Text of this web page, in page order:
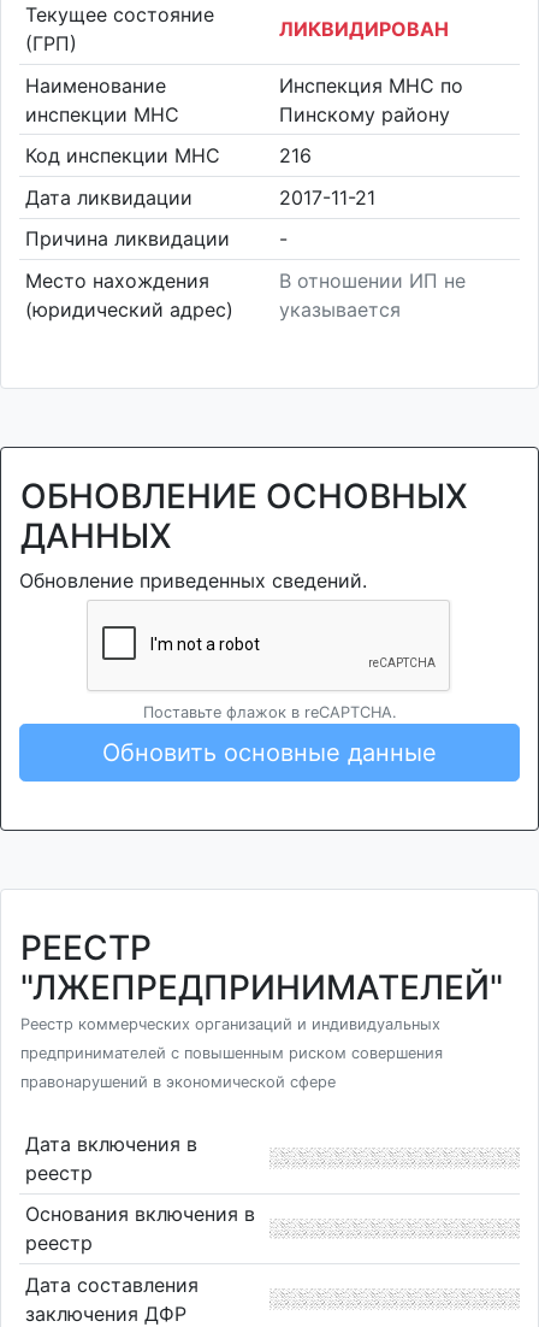
Текущее состояние
(ГРП)
ЛИКВИДИРОВАН
Наименование
инспекции МНС
Инспекция МНС по
Пинскому району
Код инспекции МНС
216
Дата ликвидации
2017-11-21
Причина ликвидации
-
Место нахождения
(юридический адрес)
В отношении ИП не
указывается
ОБНОВЛЕНИЕ ОСНОВНЫХ
ДАННЫХ
Обновление приведенных сведений.
Поставьте флажок в reCAPTCHA.
Обновить основные данные
РЕЕСТР
"ЛЖЕПРЕДПРИНИМАТЕЛЕЙ"
Реестр коммерческих организаций и индивидуальных
предпринимателей с повышенным риском совершения
правонарушений в экономической сфере
Дата включения в
реестр
Основания включения в
реестр
Дата составления
заключения ДФР